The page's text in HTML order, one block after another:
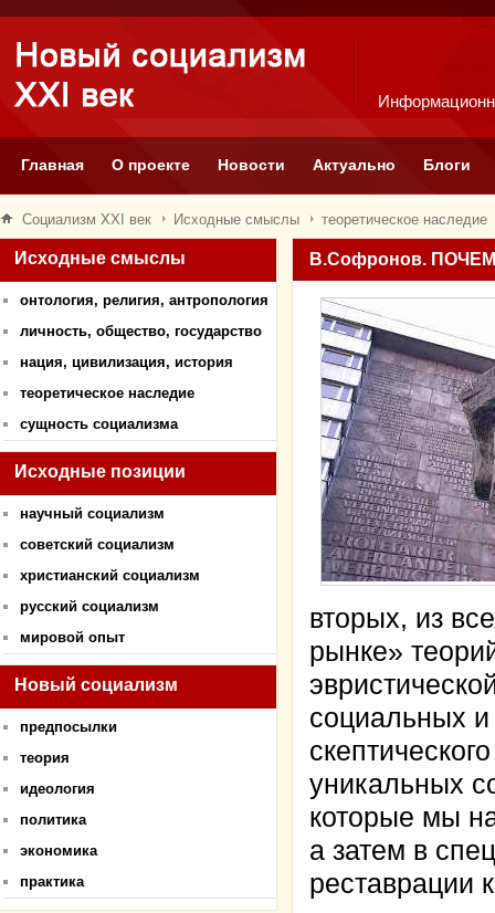
Главная О проекте Новости Актуально Блоги
Социализм XXI век Исходные смыслы теоретическое наследие
Исходные смыслы
онтология, религия, антропология
личность, общество, государство
нация, цивилизация, история
теоретическое наследие
сущность социализма
Исходные позиции
научный социализм
советский социализм
христианский социализм
русский социализм
мировой опыт
Новый социализм
предпосылки
теория
идеология
политика
экономика
практика
В.Софронов.
вторых, из
рынке»
социальных
уникальных
которые мы
а затем в
реставрации